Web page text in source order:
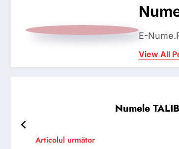
E-
View All
Numele
Articolul următor